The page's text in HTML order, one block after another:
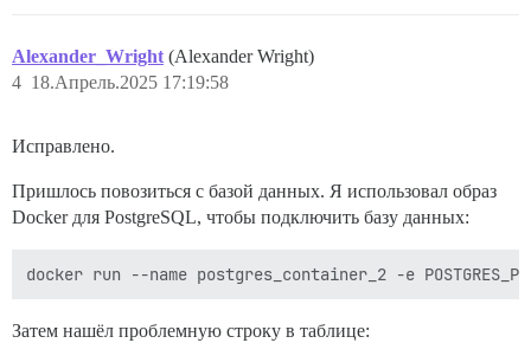
Alexander_Wright (Alexander Wright)
18.Апрель.2025 17:19:58
4
Исправлено.
Пришлось повозиться с базой данных. Я использовал образ
Docker для PostgreSQL, чтобы подключить базу данных:
Затем нашёл проблемную строку в таблице: